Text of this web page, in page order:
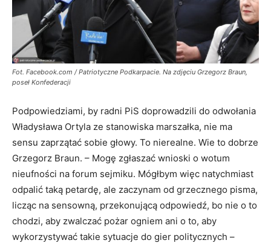
Fot. Facebook.com / Patriotyczne Podkarpacie. Na zdjęciu Grzegorz Braun,
poseł Konfederacji
Podpowiedziami, by radni PiS doprowadzili do odwołania
Władysława Ortyla ze stanowiska marszałka, nie ma
sensu zaprzątać sobie głowy. To nierealne. Wie to dobrze
Grzegorz Braun. – Mogę zgłaszać wnioski o wotum
nieufności na forum sejmiku. Mógłbym więc natychmiast
odpalić taką petardę, ale zaczynam od grzecznego pisma,
licząc na sensowną, przekonującą odpowiedź, bo nie o to
chodzi, aby zwalczać pożar ogniem ani o to, aby
wykorzystywać takie sytuacje do gier politycznych –